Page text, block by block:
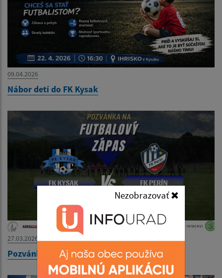
Nezobrazovať
09.04.2026
Nábor detí do FK Kysak
27.03.2026
Pozvánka na futbalový zápas 29.03.2026